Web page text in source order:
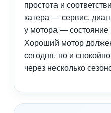
простота и
катера — сервис,
у мотора — состояние
Хороший мотор
сегодня, но и
через несколько